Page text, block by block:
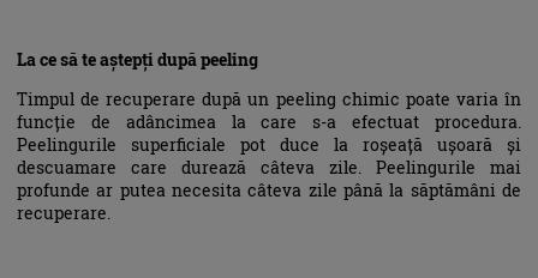
La ce să te aștepți după peeling
Timpul de recuperare după un peeling chimic poate varia în
funcție de adâncimea la care s-a efectuat procedura.
Peelingurile superficiale pot duce la roșeață ușoară și
descuamare care durează câteva zile. Peelingurile mai
profunde ar putea necesita câteva zile până la săptămâni de
recuperare.